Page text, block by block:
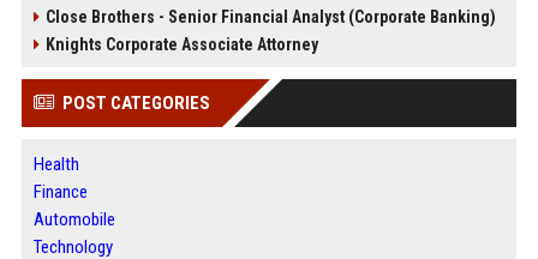
Close Brothers - Senior Financial Analyst (Corporate Banking)
Knights Corporate Associate Attorney
POST CATEGORIES
Health
Finance
Automobile
Technology